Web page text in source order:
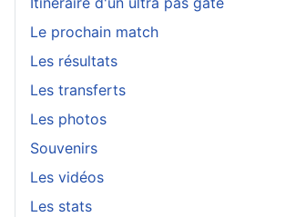
Le prochain match
Les résultats
Les transferts
Les photos
Souvenirs
Les vidéos
Les stats